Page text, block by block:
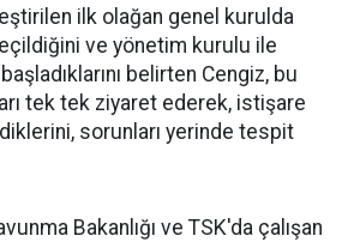
ilk olağan genel kurulda
ve yönetim kurulu ile
belirten Cengiz, bu
tek tek ziyaret ederek, istişare
sorunları yerinde tespit
Bakanlığı ve TSK'da çalışan